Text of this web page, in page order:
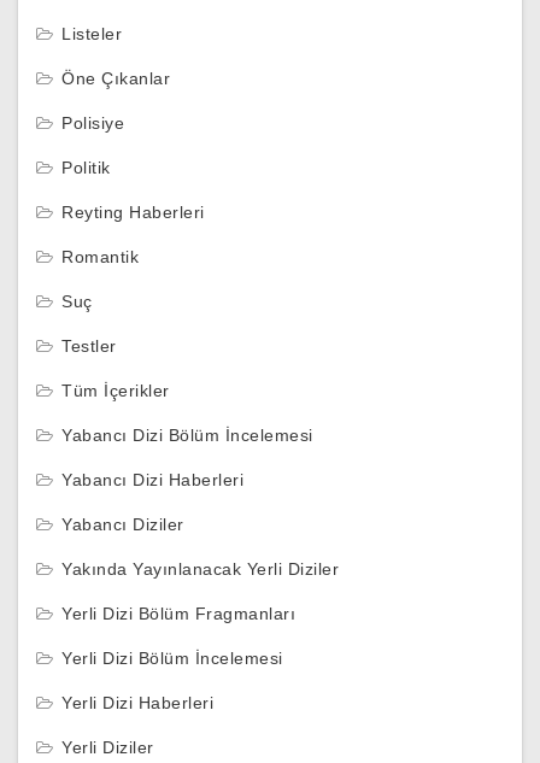
Listeler
Öne Çıkanlar
Polisiye
Politik
Reyting Haberleri
Romantik
Suç
Testler
Tüm İçerikler
Yabancı Dizi Bölüm İncelemesi
Yabancı Dizi Haberleri
Yabancı Diziler
Yakında Yayınlanacak Yerli Diziler
Yerli Dizi Bölüm Fragmanları
Yerli Dizi Bölüm İncelemesi
Yerli Dizi Haberleri
Yerli Diziler